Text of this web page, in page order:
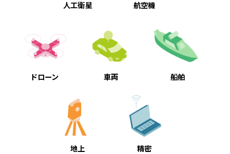
人工衛星 航空機
ドローン 車両 船舶
地上 精密